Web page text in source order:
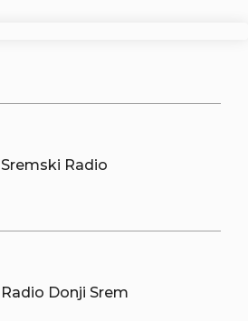
Sremski Radio
Radio Donji Srem